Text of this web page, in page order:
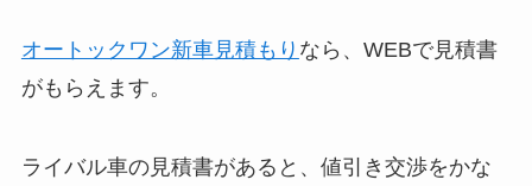
オートックワン新車見積もり なら、WEBで見積書
がもらえます。
ライバル車の見積書があると、値引き交渉をかな